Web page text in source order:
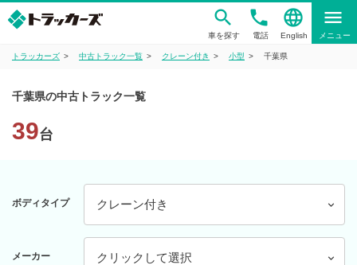
車を探す
phone
電話
language
English
menu
メニュー
トラッカーズ 中古トラック一覧 クレーン付き 小型 千葉県
千葉県の中古トラック一覧
39台
ボディタイプ クレーン付き
メーカー クリックして選択